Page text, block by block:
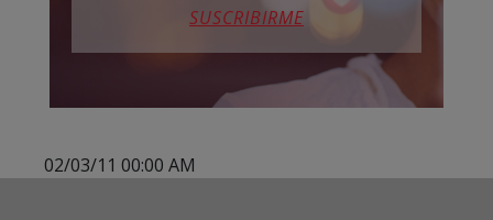
SUSCRIBIRME
02/03/11 00:00 AM